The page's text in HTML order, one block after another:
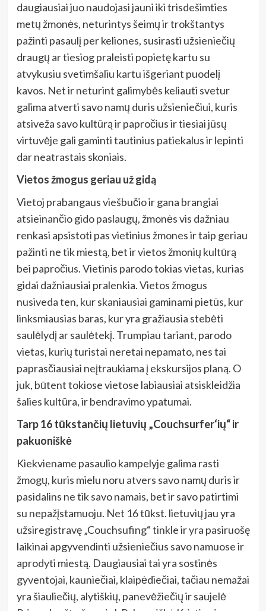
daugiausiai juo naudojasi jauni iki trisdešimties
metų žmonės, neturintys šeimų ir trokštantys
pažinti pasaulį per keliones, susirasti užsieniečių
draugų ar tiesiog praleisti popietę kartu su
atvykusiu svetimšaliu kartu išgeriant puodelį
kavos. Net ir neturint galimybės keliauti svetur
galima atverti savo namų duris užsieniečiui, kuris
atsiveža savo kultūrą ir papročius ir tiesiai jūsų
virtuvėje gali gaminti tautinius patiekalus ir lepinti
dar neatrastais skoniais.
Vietos žmogus geriau už gidą
Vietoj prabangaus viešbučio ir gana brangiai
atsieinančio gido paslaugų, žmonės vis dažniau
renkasi apsistoti pas vietinius žmones ir taip geriau
pažinti ne tik miestą, bet ir vietos žmonių kultūrą
bei papročius. Vietinis parodo tokias vietas, kurias
gidai dažniausiai pralenkia. Vietos žmogus
nusiveda ten, kur skaniausiai gaminami pietūs, kur
linksmiausias baras, kur yra gražiausia stebėti
saulėlydį ar saulėtekį. Trumpiau tariant, parodo
vietas, kurių turistai neretai nepamato, nes tai
paprasčiausiai neįtraukiama į ekskursijos planą. O
juk, būtent tokiose vietose labiausiai atsiskleidžia
šalies kultūra, ir bendravimo ypatumai.
Tarp 16 tūkstančių lietuvių „Couchsurfer‘ių“ ir
pakuoniškė
Kiekviename pasaulio kampelyje galima rasti
žmogų, kuris mielu noru atvers savo namų duris ir
pasidalins ne tik savo namais, bet ir savo patirtimi
su nepažįstamuoju. Net 16 tūkst. lietuvių jau yra
užsiregistravę „Couchsufing“ tinkle ir yra pasiruošę
laikinai apgyvendinti užsieniečius savo namuose ir
aprodyti miestą. Daugiausiai tai yra sostinės
gyventojai, kauniečiai, klaipėdiečiai, tačiau nemažai
yra šiauliečių, alytiškių, panevėžiečių ir saujelė